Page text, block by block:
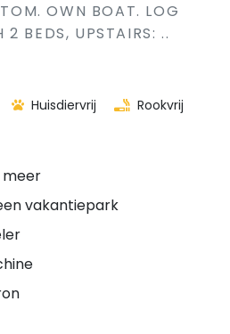
OWN BOAT. LOG
BEDS, UPSTAIRS: ..
Huisdiervrij Rookvrij
meer
vakantiepark